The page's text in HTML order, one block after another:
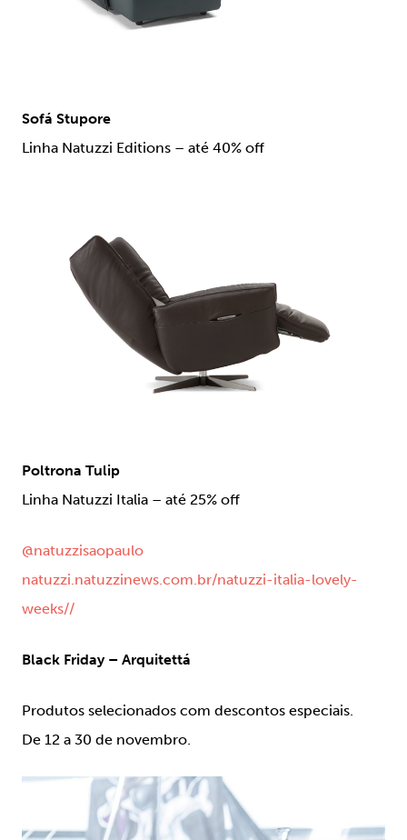
Sofá Stupore
Linha Natuzzi Editions – até 40% off
Poltrona Tulip
Linha Natuzzi Italia – até 25% off
@natuzzisaopaulo
natuzzi.natuzzinews.com.br/natuzzi-italia-lovely-
weeks//
Black Friday – Arquitettá
Produtos selecionados com descontos especiais.
De 12 a 30 de novembro.